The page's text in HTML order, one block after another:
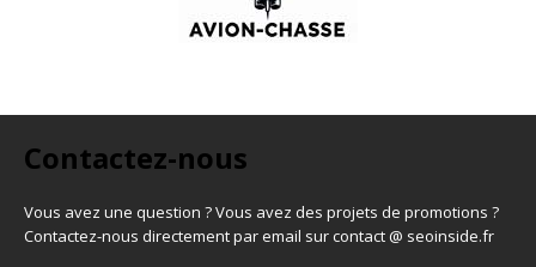
Contactez-nous
Vous avez une question ? Vous avez des projets de promotions ?
Contactez-nous directement par email sur contact @ seoinside.fr